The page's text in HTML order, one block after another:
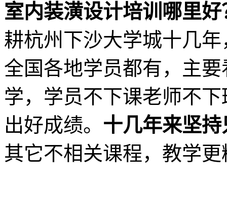
室内装潢设计培训哪里好
耕杭州下沙大学城十几
全国各地学员都有，主
学，学员不下课老师不
出好成绩。 十几年来坚
其它不相关课程，教学更